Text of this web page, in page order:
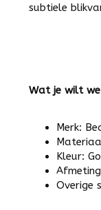
subtiele
Wat je wilt
Merk:
Kleur:
Overige